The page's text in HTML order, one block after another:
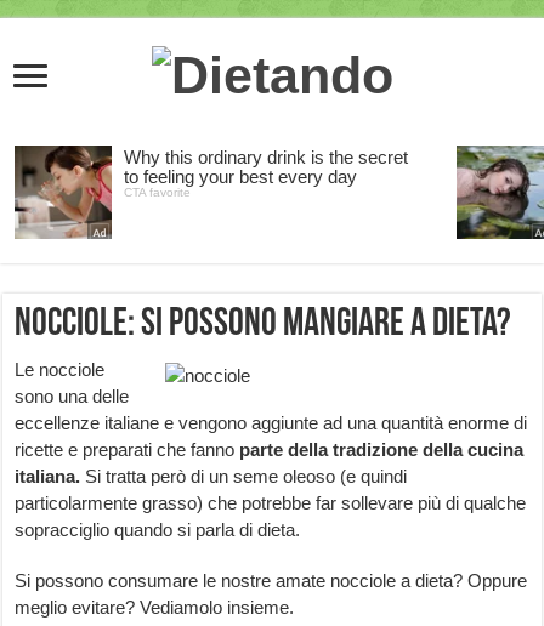
Nocciole: si possono mangiare a dieta?
Le nocciole
sono una delle
eccellenze italiane e vengono aggiunte ad una quantità enorme di
ricette e preparati che fanno parte della tradizione della cucina
italiana. Si tratta però di un seme oleoso (e quindi
particolarmente grasso) che potrebbe far sollevare più di qualche
sopracciglio quando si parla di dieta.
Si possono consumare le nostre amate nocciole a dieta? Oppure
meglio evitare? Vediamolo insieme.